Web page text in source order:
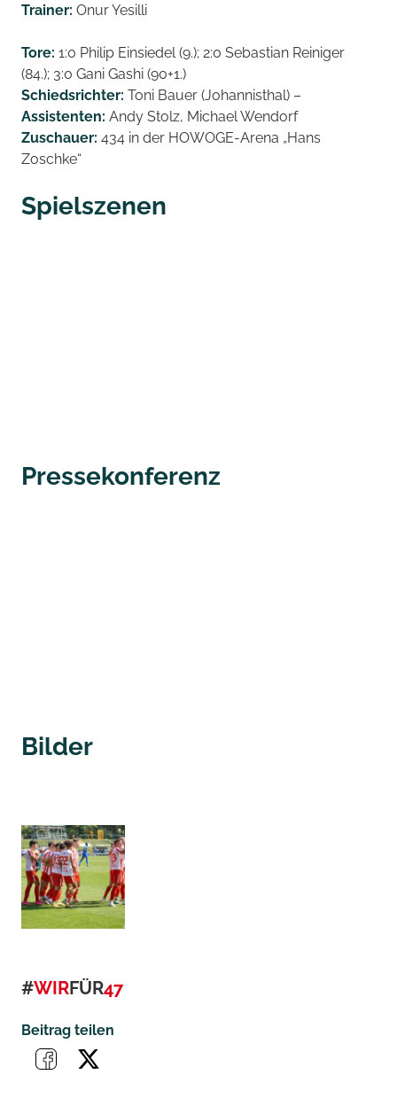
Trainer: Onur Yesilli
Tore: 1:0 Philip Einsiedel (9.); 2:0 Sebastian Reiniger
(84.); 3:0 Gani Gashi (90+1.)
Schiedsrichter: Toni Bauer (Johannisthal) –
Assistenten: Andy Stolz, Michael Wendorf
Zuschauer: 434 in der HOWOGE-Arena „Hans
Zoschke“
Spielszenen
Pressekonferenz
Bilder
#WIRFÜR47
Beitrag teilen